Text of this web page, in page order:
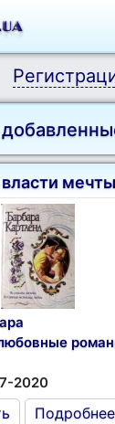
мечты
2020
Подробнее